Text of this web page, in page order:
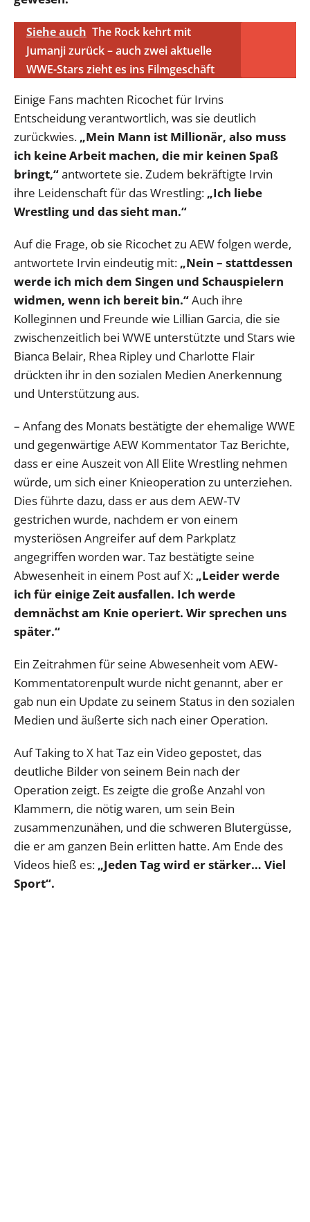
Siehe auch The Rock kehrt mit
Jumanji zurück – auch zwei aktuelle
WWE-Stars zieht es ins Filmgeschäft
Einige Fans machten Ricochet für Irvins
Entscheidung verantwortlich, was sie deutlich
zurückwies. „Mein Mann ist Millionär, also muss
ich keine Arbeit machen, die mir keinen Spaß
bringt,“antwortete sie. Zudem bekräftigte Irvin
ihre Leidenschaft für das Wrestling: „Ich liebe
Wrestling und das sieht man.“
Auf die Frage, ob sie Ricochet zu AEW folgen werde,
antwortete Irvin eindeutig mit: „Nein – stattdessen
werde ich mich dem Singen und Schauspielern
widmen, wenn ich bereit bin.“Auch ihre
Kolleginnen und Freunde wie Lillian Garcia, die sie
zwischenzeitlich bei WWE unterstützte und Stars wie
Bianca Belair, Rhea Ripley und Charlotte Flair
drückten ihr in den sozialen Medien Anerkennung
und Unterstützung aus.
– Anfang des Monats bestätigte der ehemalige WWE
und gegenwärtige AEW Kommentator Taz Berichte,
dass er eine Auszeit von All Elite Wrestling nehmen
würde, um sich einer Knieoperation zu unterziehen.
Dies führte dazu, dass er aus dem AEW-TV
gestrichen wurde, nachdem er von einem
mysteriösen Angreifer auf dem Parkplatz
angegriffen worden war. Taz bestätigte seine
Abwesenheit in einem Post auf X: „Leider werde
ich für einige Zeit ausfallen. Ich werde
demnächst am Knie operiert. Wir sprechen uns
später.“
Ein Zeitrahmen für seine Abwesenheit vom AEW-
Kommentatorenpult wurde nicht genannt, aber er
gab nun ein Update zu seinem Status in den sozialen
Medien und äußerte sich nach einer Operation.
Auf Taking to X hat Taz ein Video gepostet, das
deutliche Bilder von seinem Bein nach der
Operation zeigt. Es zeigte die große Anzahl von
Klammern, die nötig waren, um sein Bein
zusammenzunähen, und die schweren Blutergüsse,
die er am ganzen Bein erlitten hatte. Am Ende des
Videos hieß es: „Jeden Tag wird er stärker… Viel
Sport“.